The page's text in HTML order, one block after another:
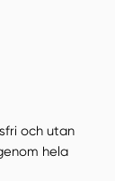
och utan
hela